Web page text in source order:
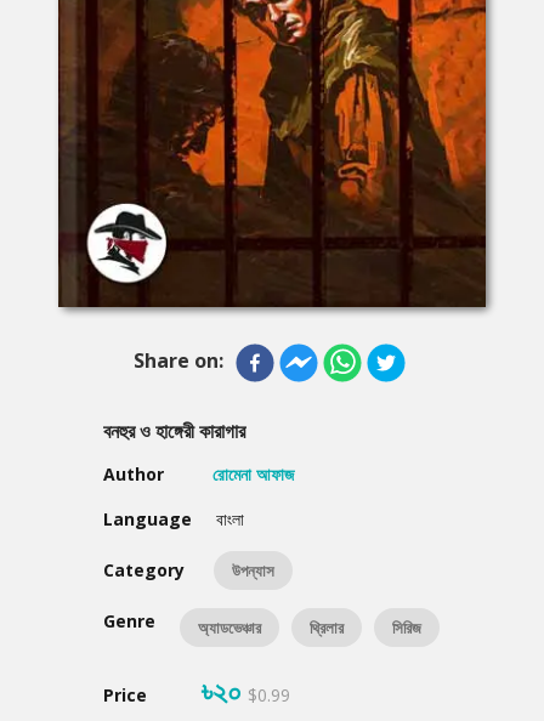
Share on:
বনহুর ও হাঙ্গেরী কারাগার
Author
রোমেনা আফাজ
Language
বাংলা
Category উপন্যাস
Genre অ্যাডভেঞ্চার থ্রিলার সিরিজ
Price ৳২০ $0.99